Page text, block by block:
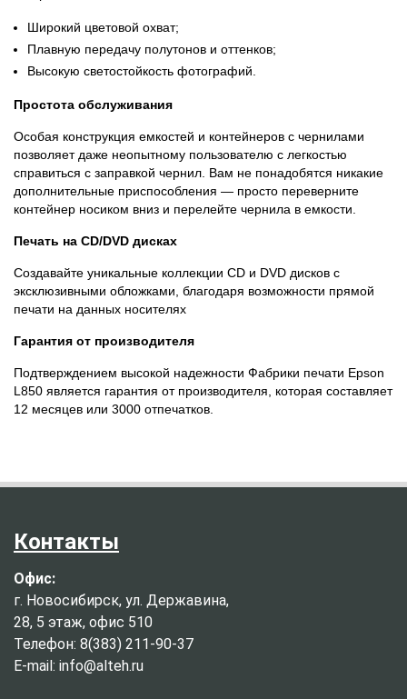
Широкий цветовой охват;
Плавную передачу полутонов и оттенков;
Высокую светостойкость фотографий.
Простота обслуживания
Особая конструкция емкостей и контейнеров с чернилами
позволяет даже неопытному пользователю с легкостью
справиться с заправкой чернил. Вам не понадобятся никакие
дополнительные приспособления — просто переверните
контейнер носиком вниз и перелейте чернила в емкости.
Печать на CD/DVD дисках
Создавайте уникальные коллекции CD и DVD дисков с
эксклюзивными обложками, благодаря возможности прямой
печати на данных носителях
Гарантия от производителя
Подтверждением высокой надежности Фабрики печати Epson
L850 является гарантия от производителя, которая составляет
12 месяцев или 3000 отпечатков.
Контакты
Офис:
г. Новосибирск, ул. Державина,
28, 5 этаж, офис 510
Телефон: 8(383) 211-90-37
E-mail: info@alteh.ru